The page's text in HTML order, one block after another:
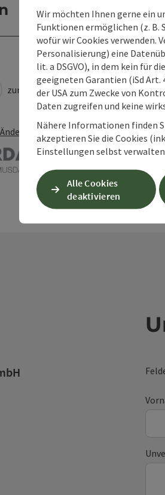
zum Merkzettel PDF erstellen
Änderung vorschlagen
Wir möchten Ihnen gerne ein
Funktionen ermöglichen (z. B.
wofür wir Cookies verwenden.
Personalisierung) eine
lit. a DSGVO), in dem kein für
geeigneten Garantien (iSd Art.
der USA zum Zwecke von
Daten zugreifen und keine
Nähere Informationen finden
akzeptieren Sie die Cookies
Einstellungen selbst
Alle Cookies
deaktivieren